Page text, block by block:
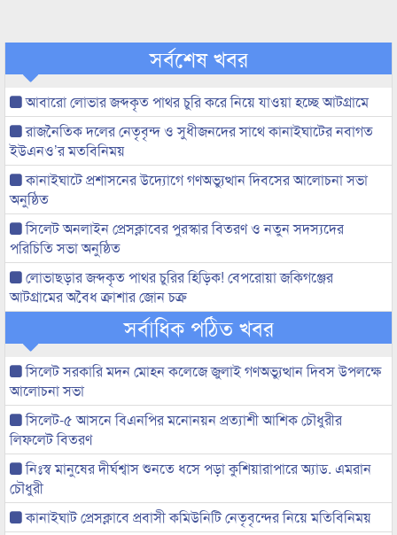
সর্বশেষ খবর
আবারো লোভার জব্দকৃত পাথর চুরি করে নিয়ে যাওয়া হচ্ছে আটগ্রামে
রাজনৈতিক দলের নেতৃবৃন্দ ও সুধীজনদের সাথে কানাইঘাটের নবাগত
ইউএনও’র মতবিনিময়
কানাইঘাটে প্রশাসনের উদ্যোগে গণঅভ্যুত্থান দিবসের আলোচনা সভা
অনুষ্ঠিত
সিলেট অনলাইন প্রেসক্লাবের পুরস্কার বিতরণ ও নতুন সদস্যদের
পরিচিতি সভা অনুষ্ঠিত
লোভাছড়ার জব্দকৃত পাথর চুরির হিড়িক! বেপরোয়া জকিগঞ্জের
আটগ্রামের অবৈধ ক্রাশার জোন চক্র
সর্বাধিক পঠিত খবর
সিলেট সরকারি মদন মোহন কলেজে জুলাই গণঅভ্যুত্থান দিবস উপলক্ষে
আলোচনা সভা
সিলেট-৫ আসনে বিএনপির মনোনয়ন প্রত্যাশী আশিক চৌধুরীর
লিফলেট বিতরণ
নিঃস্ব মানুষের দীর্ঘশ্বাস শুনতে ধসে পড়া কুশিয়ারাপারে অ্যাড. এমরান
চৌধুরী
কানাইঘাট প্রেসক্লাবে প্রবাসী কমিউনিটি নেতৃবৃন্দের নিয়ে মতিবিনিময়